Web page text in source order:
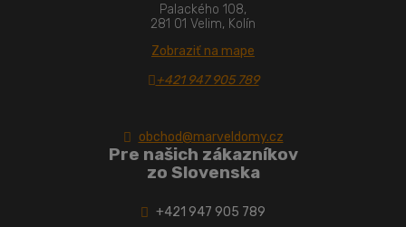
Palackého 108,
281 01 Velim, Kolín
Zobraziť na mape
+421 947 905 789
obchod@marveldomy.cz
Pre našich zákazníkov
zo Slovenska
+421 947 905 789